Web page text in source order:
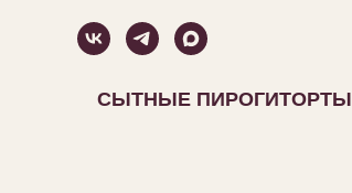
СЫТНЫЕ ПИРОГИТОРТЫ